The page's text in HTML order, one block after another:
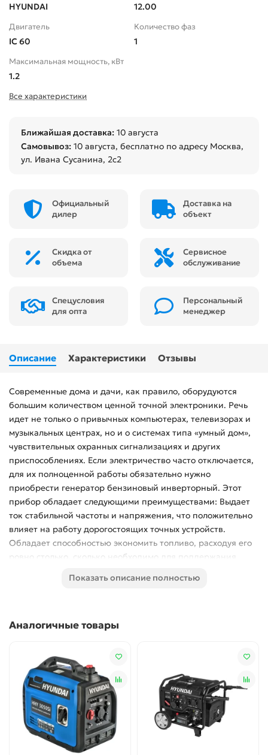
HYUNDAI 12.00
Двигатель
IC 60
Количество фаз
1
Максимальная мощность, кВт
1.2
Все характеристики
Ближайшая доставка: 10 августа
Самовывоз: 10 августа, бесплатно по адресу Москва,
ул. Ивана Сусанина, 2с2
Официальный
дилер
Доставка на
объект
Скидка от
объема
Сервисное
обслуживание
Спецусловия
для опта
Персональный
менеджер
Описание Характеристики Отзывы
Современные дома и дачи, как правило, оборудуются
большим количеством ценной точной электроники. Речь
идет не только о привычных компьютерах, телевизорах и
музыкальных центрах, но и о системах типа «умный дом»,
чувствительных охранных сигнализациях и других
приспособлениях. Если электричество часто отключается,
для их полноценной работы обязательно нужно
приобрести генератор бензиновый инверторный. Этот
прибор обладает следующими преимуществами: Выдает
ток стабильной частоты и напряжения, что положительно
влияет на работу дорогостоящих точных устройств.
Обладает способностью экономить топливо, расходуя его
ровно столько, сколько необходимо для поддержания
Портативный и легкий - 12 кгИмеет выход USB - для
460x275x435 Комплектация: Генератор - 1штСвечной ключ
Показать описание полностью
Аналогичные товары